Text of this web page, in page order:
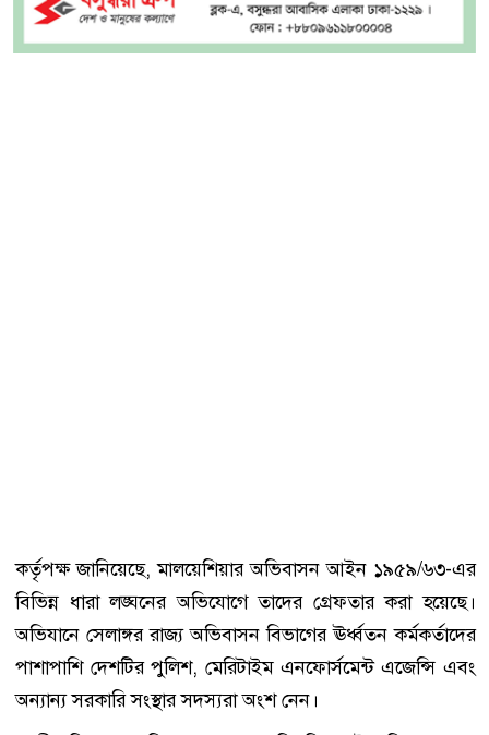
কর্তৃপক্ষ জানিয়েছে, মালয়েশিয়ার অভিবাসন আইন ১৯৫৯/৬৩-এর
বিভিন্ন ধারা লঙ্ঘনের অভিযোগে তাদের গ্রেফতার করা হয়েছে।
অভিযানে সেলাঙ্গর রাজ্য অভিবাসন বিভাগের ঊর্ধ্বতন কর্মকর্তাদের
পাশাপাশি দেশটির পুলিশ, মেরিটাইম এনফোর্সমেন্ট এজেন্সি এবং
অন্যান্য সরকারি সংস্থার সদস্যরা অংশ নেন।